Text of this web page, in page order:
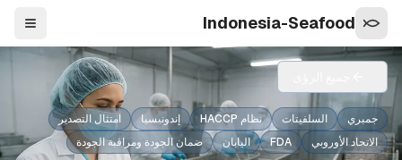
Indonesia-Seafood التنقل
جمبري السلفيتات نظام HACCP إندونيسيا
امتثال التصدير
الاتحاد الأوروبي
FDA اليابان ضمان الجودة ومراقبة الجودة